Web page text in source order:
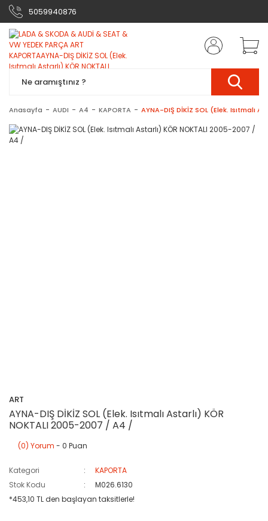
5059940876
Anasayfa AUDI A4 KAPORTA AYNA-DIŞ DİKİZ SOL (Elek. Isıtmalı
ART
AYNA-DIŞ DİKİZ SOL (Elek. Isıtmalı Astarlı) KÖR
NOKTALI 2005-2007 / A4 /
(0) Yorum - 0 Puan
Kategori
KAPORTA
Stok Kodu
M026.6130
*453,10 TL den başlayan taksitlerle!